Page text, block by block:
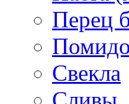
Перец
Свекла